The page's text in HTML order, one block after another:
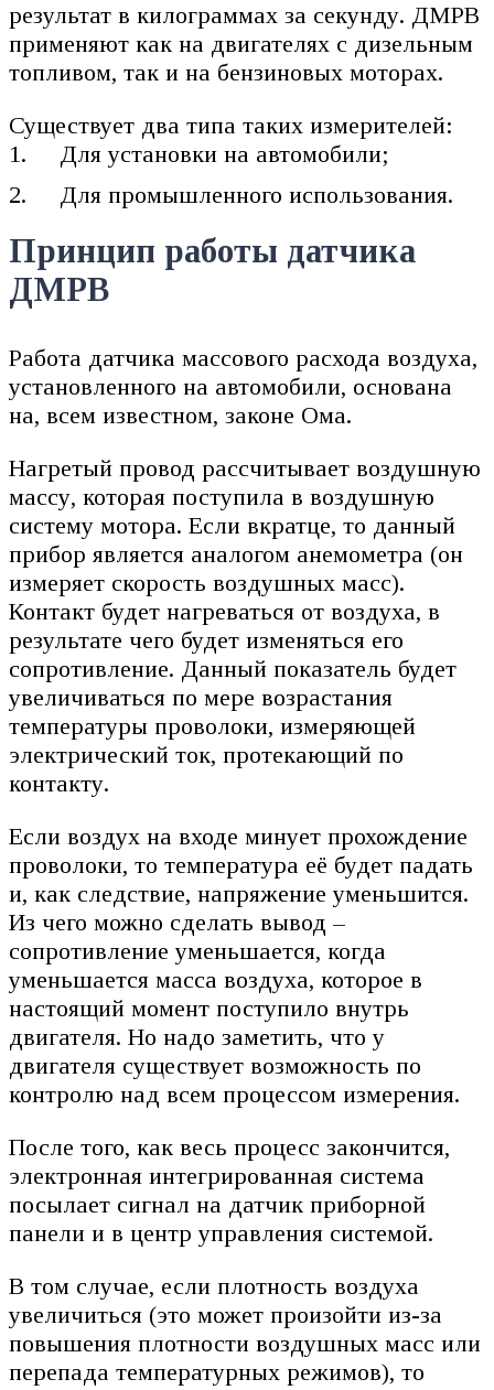
результат в килограммах за секунду. ДМРВ
применяют как на двигателях с дизельным
топливом, так и на бензиновых моторах.
Существует два типа таких измерителей:
Для установки на автомобили;
Для промышленного использования.
Принцип работы датчика
ДМРВ
Работа датчика массового расхода воздуха,
установленного на автомобили, основана
на, всем известном, законе Ома.
Нагретый провод рассчитывает воздушную
массу, которая поступила в воздушную
систему мотора. Если вкратце, то данный
прибор является аналогом анемометра (он
измеряет скорость воздушных масс).
Контакт будет нагреваться от воздуха, в
результате чего будет изменяться его
сопротивление. Данный показатель будет
увеличиваться по мере возрастания
температуры проволоки, измеряющей
электрический ток, протекающий по
контакту.
Если воздух на входе минует прохождение
проволоки, то температура её будет падать
и, как следствие, напряжение уменьшится.
Из чего можно сделать вывод –
сопротивление уменьшается, когда
уменьшается масса воздуха, которое в
настоящий момент поступило внутрь
двигателя. Но надо заметить, что у
двигателя существует возможность по
контролю над всем процессом измерения.
После того, как весь процесс закончится,
электронная интегрированная система
посылает сигнал на датчик приборной
панели и в центр управления системой.
В том случае, если плотность воздуха
увеличиться (это может произойти из-за
повышения плотности воздушных масс или
перепада температурных режимов), то